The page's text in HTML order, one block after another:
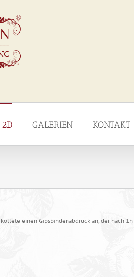
2D GALERIEN KONTAKT
einen Gipsbindenabdruck an, der nach